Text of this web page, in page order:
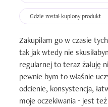
Gdzie został kupiony produkt
Zakupiłam go w czasie
tak jak wtedy nie
regularnej to teraz żałuję
pewnie bym to właśnie
odcienie, konsystencja,
moje oczekiwania - jest też